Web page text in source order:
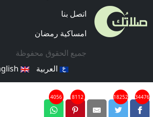
34476
18252
8112
4056
اتصل بنا
امساكية رمضان
جميع الحقوق محفوظة
العربية